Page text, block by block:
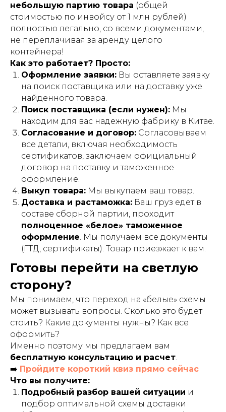
небольшую партию товара (общей
стоимостью по инвойсу от 1 млн рублей)
полностью легально, со всеми документами,
не переплачивая за аренду целого
контейнера!
Как это работает? Просто:
Оформление заявки: Вы оставляете заявку
на поиск поставщика или на доставку уже
найденного товара.
Поиск поставщика (если нужен): Мы
находим для вас надежную фабрику в Китае.
Согласование и договор: Согласовываем
все детали, включая необходимость
сертификатов, заключаем официальный
договор на поставку и таможенное
оформление.
Выкуп товара: Мы выкупаем ваш товар.
Доставка и растаможка: Ваш груз едет в
составе сборной партии, проходит
полноценное «белое» таможенное
оформление. Мы получаем все документы
(ГТД, сертификаты). Товар приезжает к вам.
Готовы перейти на светлую
сторону?
Мы понимаем, что переход на «белые» схемы
может вызывать вопросы. Сколько это будет
стоить? Какие документы нужны? Как все
оформить?
Именно поэтому мы предлагаем вам
бесплатную консультацию и расчет.
➡️ Пройдите короткий квиз прямо сейчас
Что вы получите:
Подробный разбор вашей ситуации и
подбор оптимальной схемы доставки